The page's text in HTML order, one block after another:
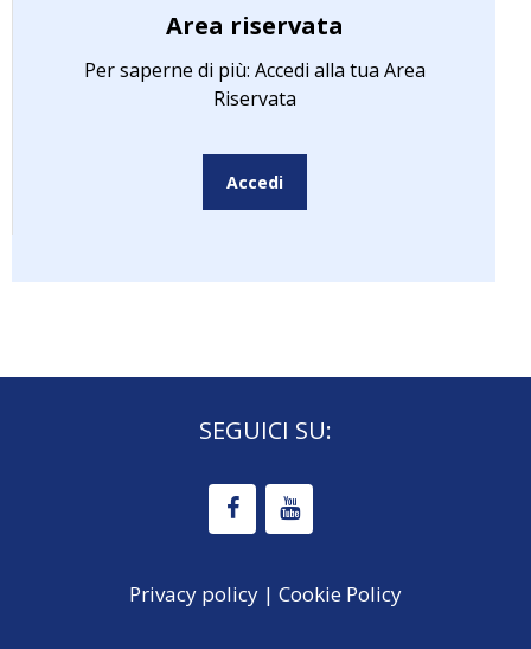
Area riservata
Per saperne di più: Accedi alla tua Area
Riservata
Accedi
SEGUICI SU:
Privacy policy | Cookie Policy